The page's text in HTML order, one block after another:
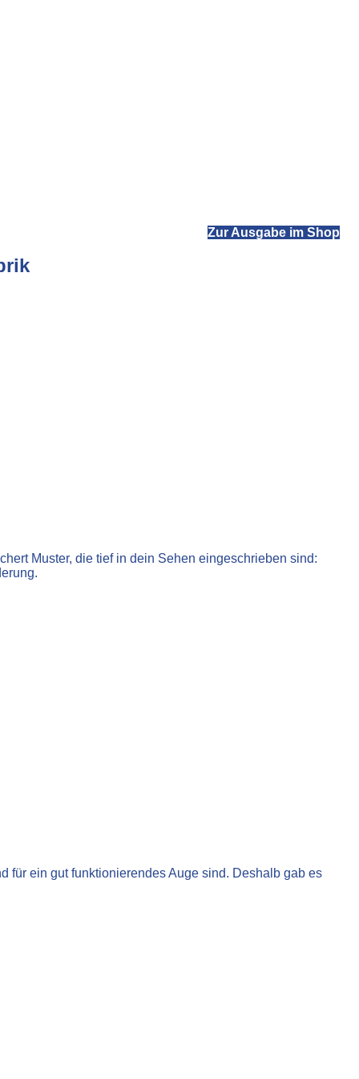
Zur Ausgabe im Shop
Muster, die tief in dein Sehen eingeschrieben sind:
für ein gut funktionierendes Auge sind. Deshalb gab es